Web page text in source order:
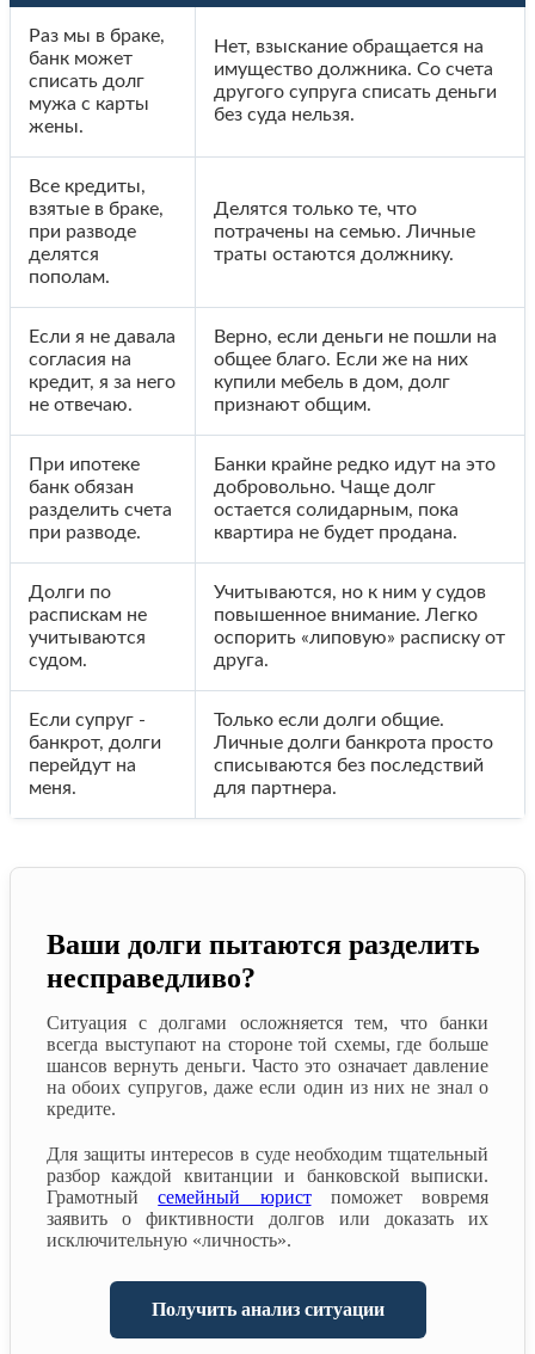
Раз мы в браке,
банк может
списать долг
мужа с карты
жены.
Нет, взыскание обращается на
имущество должника. Со счета
другого супруга списать деньги
без суда нельзя.
Все кредиты,
взятые в браке,
при разводе
делятся
пополам.
Делятся только те, что
потрачены на семью. Личные
траты остаются должнику.
Если я не давала
согласия на
кредит, я за него
не отвечаю.
Верно, если деньги не пошли на
общее благо. Если же на них
купили мебель в дом, долг
признают общим.
При ипотеке
банк обязан
разделить счета
при разводе.
Банки крайне редко идут на это
добровольно. Чаще долг
остается солидарным, пока
квартира не будет продана.
Долги по
распискам не
учитываются
судом.
Учитываются, но к ним у судов
повышенное внимание. Легко
оспорить «липовую» расписку от
друга.
Если супруг -
банкрот, долги
перейдут на
меня.
Только если долги общие.
Личные долги банкрота просто
списываются без последствий
для партнера.
Ваши долги пытаются разделить
несправедливо?
Ситуация с долгами осложняется тем, что банки
всегда выступают на стороне той схемы, где больше
шансов вернуть деньги. Часто это означает давление
на обоих супругов, даже если один из них не знал о
кредите.
Для защиты интересов в суде необходим тщательный
разбор каждой квитанции и банковской выписки.
Грамотныйсемейный юристпоможет вовремя
заявить о фиктивности долгов или доказать их
исключительную «личность».
Получить анализ ситуации